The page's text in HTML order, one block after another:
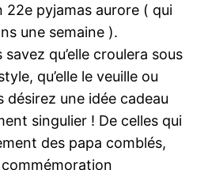
22e pyjamas aurore ( qui
une semaine ).
savez qu’elle croulera sous
qu’elle le veuille ou
désirez une idée cadeau
singulier ! De celles qui
des papa comblés,